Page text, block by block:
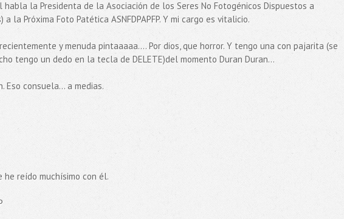
la Presidenta de la Asociación de los Seres No Fotogénicos Dispuestos a
la Próxima Foto Patética ASNFDPAPFP. Y mi cargo es vitalicio.
y menuda pintaaaaa.... Por dios, que horror. Y tengo una con pajarita (se
tengo un dedo en la tecla de DELETE)del momento Duran Duran...
Eso consuela... a medias.
reído muchísimo con él.